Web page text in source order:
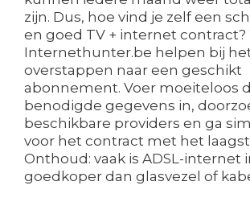
zijn. Dus, hoe vind je zelf een
en goed TV + internet contract?
Internethunter.be helpen bij
overstappen naar een geschikt
abonnement. Voer moeiteloos
benodigde gegevens in,
beschikbare providers en ga
voor het contract met het
Onthoud: vaak is ADSL-internet
goedkoper dan glasvezel of